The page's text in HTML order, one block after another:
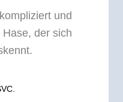
und
der sich